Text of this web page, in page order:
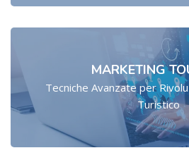
MARKETING
Tecniche Avanzate per
Turistico